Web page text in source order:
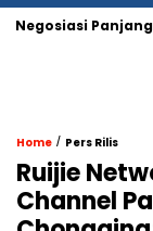
Panjang
Home / Pers Rilis
Ruijie
Channel